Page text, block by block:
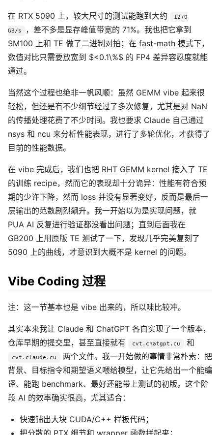
在 RTX 5090 上，较大尺寸的测试能跑到大约 1270
GB/s
，差不多是显存峰值带宽的 71%。我也把它拿到
SM100 上和 TE 做了二进制对拍；在 fast-math 模式下，
数值对比只需要放宽到 $<0.1\%$ 的 FP4 差异容忍度就能
通过。
当然这个过程也绝非一帆风顺：虽然 GEMM vibe 起来很
轻松，但还是有不少细节经过了多次修复，尤其是对 NaN
的传播处理花费了不少时间。我也要求 Claude 自己通过
nsys 和 ncu 来分析性能表现，进行了多轮优化，才获得了
目前的性能数据。
在 vibe 完成后，我们也把 RHT GEMM kernel 接入了 TE
的训练 recipe，然而它的表现却十分诡异：性能有符合预
期的少许下降，然而 loss 并没有显著变好，反而是最后一
层输出的范数剧烈飙升。我一开始以为是实现问题，就
PUA AI 反复进行验证都没看出问题；直到后面我在
GB200 上用原版 TE 测试了一下，发现几乎完美复刻了
5090 上的曲线，才意识到大概不是 kernel 的问题。
Vibe Coding 过程
注：这一节基本也是 vibe 出来的，所以味比较冲。
其实本来我让 Claude 和 ChatGPT 各自实现了一个版本，
仓库早期的提交里，甚至直接就有
cvt.chatgpt.cu 和
cvt.claude.cu
两个文件。我一开始做的事情非常朴素：把
背景、目标指令和期望语义喂给模型，让它先给出一个能编
译、能跑 benchmark、最好还能带上测试的初版。这个阶
段 AI 的效率确实很高，尤其适合：
快速铺出大块 CUDA/C++ 样板代码；